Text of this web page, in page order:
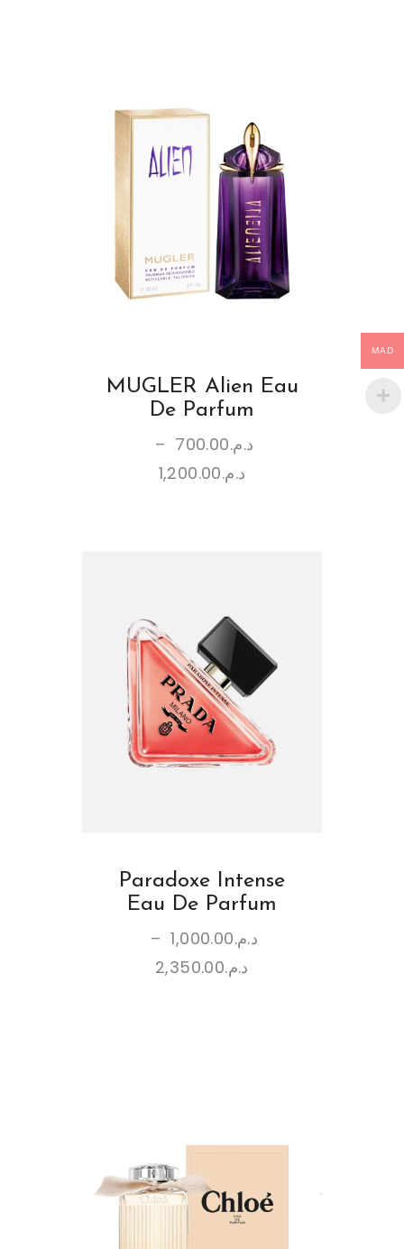
MUGLER Alien Eau
De Parfum
د.م.700.00
–
د.م.1,200.00
Paradoxe Intense
Eau De Parfum
د.م.1,000.00
–
د.م.2,350.00
MAD